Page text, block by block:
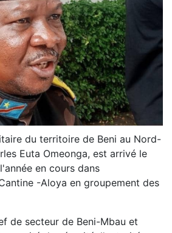
du territoire de Beni au Nord-
Euta Omeonga, est arrivé le
en cours dans
-Aloya en groupement des
de secteur de Beni-Mbau et